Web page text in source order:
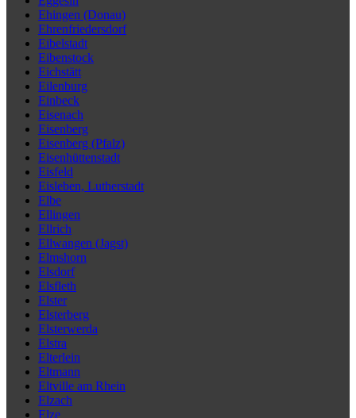
Ehingen (Donau)
Ehrenfriedersdorf
Eibelstadt
Eibenstock
Eichstätt
Eilenburg
Einbeck
Eisenach
Eisenberg
Eisenberg (Pfalz)
Eisenhüttenstadt
Eisfeld
Eisleben, Lutherstadt
Elbe
Ellingen
Ellrich
Ellwangen (Jagst)
Elmshorn
Elsdorf
Elsfleth
Elster
Elsterberg
Elsterwerda
Elstra
Elterlein
Eltmann
Eltville am Rhein
Elzach
Elze